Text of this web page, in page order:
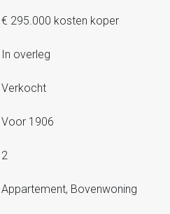
€ 295.000 kosten koper
In overleg
Verkocht
Voor 1906
2
Appartement, Bovenwoning